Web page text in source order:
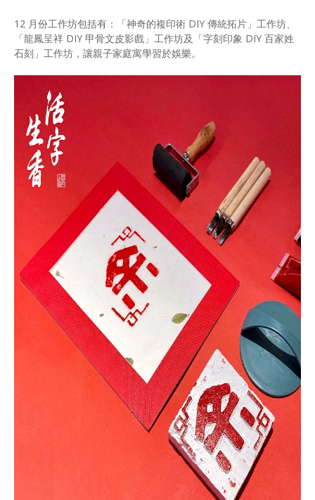
12 月份工作坊包括有：「神奇的複印術 DIY 傳統拓片」工作坊、
「龍鳳呈祥 DIY 甲骨文皮影戲」工作坊及「字刻印象 DIY 百家姓
石刻」工作坊，讓親子家庭寓學習於娛樂。